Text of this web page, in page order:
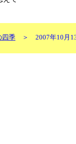
四季 ＞ 2007年